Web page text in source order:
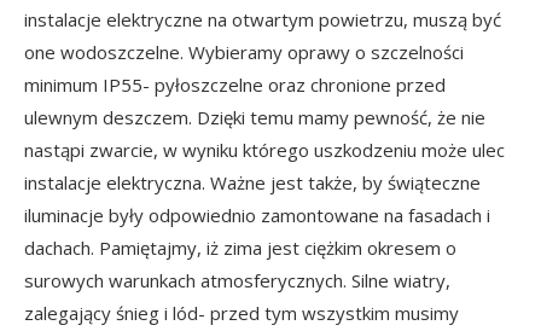
instalacje elektryczne na otwartym powietrzu, muszą być
one wodoszczelne. Wybieramy oprawy o szczelności
minimum IP55- pyłoszczelne oraz chronione przed
ulewnym deszczem. Dzięki temu mamy pewność, że nie
nastąpi zwarcie, w wyniku którego uszkodzeniu może ulec
instalacje elektryczna. Ważne jest także, by świąteczne
iluminacje były odpowiednio zamontowane na fasadach i
dachach. Pamiętajmy, iż zima jest ciężkim okresem o
surowych warunkach atmosferycznych. Silne wiatry,
zalegający śnieg i lód- przed tym wszystkim musimy